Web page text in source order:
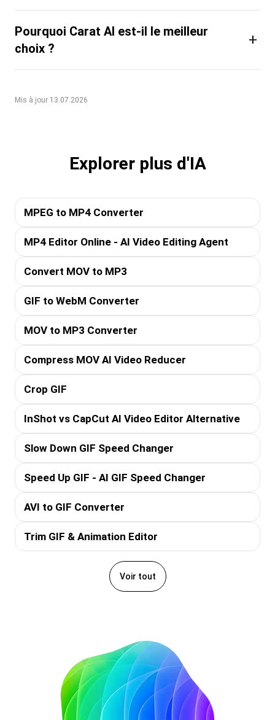
Pourquoi Carat AI est-il le meilleur
choix ?
+
Mis à jour 13.07.2026
Explorer plus d'IA
MPEG to MP4 Converter
MP4 Editor Online - AI Video Editing Agent
Convert MOV to MP3
GIF to WebM Converter
MOV to MP3 Converter
Compress MOV AI Video Reducer
Crop GIF
InShot vs CapCut AI Video Editor Alternative
Slow Down GIF Speed Changer
Speed Up GIF - AI GIF Speed Changer
AVI to GIF Converter
Trim GIF & Animation Editor
Voir tout